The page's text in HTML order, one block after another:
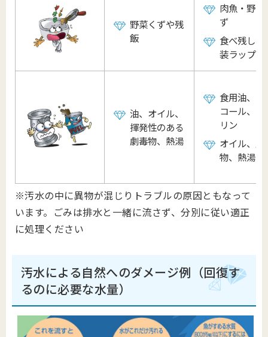
野菜くずや残
飯
肉魚・野菜
ず
食べ残し、
装ラップ
油、オイル、
揮発性のある
劇毒物、熱湯
食用油、ア
コール、ガ
リン
オイル、劇
物、熱湯
※汚水の中に異物が混じりトラブルの原因ともなって
います。 ごみは排水と一緒に流さず、分別に従い適正
に処理ください
汚水による自然へのダメージ例（回復す
るのに必要な水量）